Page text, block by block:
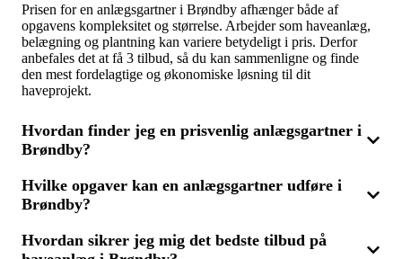
Prisen for en anlægsgartner i Brøndby afhænger både af
opgavens kompleksitet og størrelse. Arbejder som haveanlæg,
belægning og plantning kan variere betydeligt i pris. Derfor
anbefales det at få 3 tilbud, så du kan sammenligne og finde
den mest fordelagtige og økonomiske løsning til dit
haveprojekt.
Hvordan finder jeg en prisvenlig anlægsgartner i
Brøndby?
Vil du finde en overkommelig anlægsgartner i Brøndby, er det
klogt at sammenligne flere tilbud fra forskellige fagfolk. Ved at
gå på kompromis med kvaliteten. Husk også at tjekke
anmeldelser og anbefalinger for at sikre, at du vælger den rette
Hvilke opgaver kan en anlægsgartner udføre i
Brøndby?
En anlægsgartner i Brøndby kan tage sig af mange forskellige
Hvordan sikrer jeg mig det bedste tilbud på